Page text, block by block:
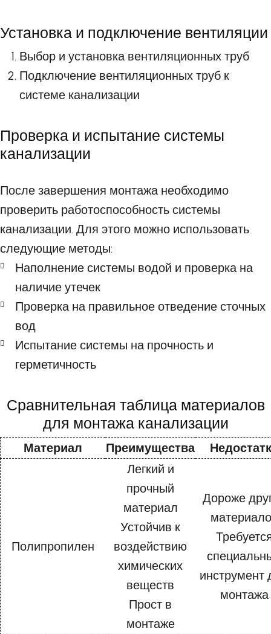
Установка и подключение вентиляции
Выбор и установка вентиляционных труб
Подключение вентиляционных труб к
системе канализации
Проверка и испытание системы
канализации
После завершения монтажа необходимо
проверить работоспособность системы
канализации. Для этого можно использовать
следующие методы:
Наполнение системы водой и проверка на
наличие утечек
Проверка на правильное отведение сточных
вод
Испытание системы на прочность и
герметичность
Сравнительная таблица материалов
для монтажа канализации
Материал Преимущества
Полипропилен
Легкий и
прочный
материал
Устойчив к
воздействию
химических
веществ
Прост в
монтаже
Дороже
инструмент
монтажа